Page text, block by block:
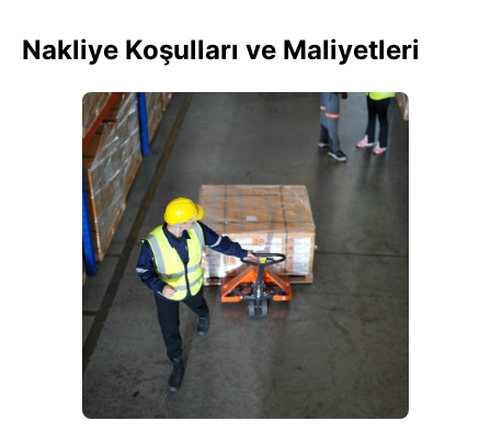
Nakliye Koşulları ve Maliyetleri